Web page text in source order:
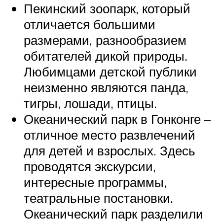
Пекинский зоопарк, который
отличается большими
размерами, разнообразием
обитателей дикой природы.
Любимцами детской публики
неизменно являются панда,
тигры, лошади, птицы.
Океанический парк в Гонконге –
отличное место развлечений
для детей и взрослых. Здесь
проводятся экскурсии,
интересные программы,
театральные постановки.
Океанический парк разделили